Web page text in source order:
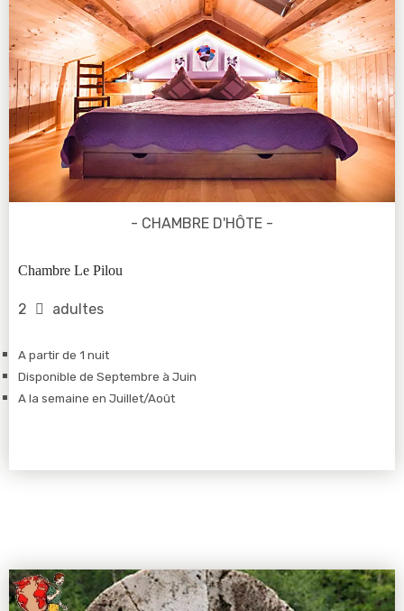
- CHAMBRE D'HÔTE -
Chambre Le Pilou
2 adultes
A partir de 1 nuit
Disponible de Septembre à Juin
A la semaine en Juillet/Août